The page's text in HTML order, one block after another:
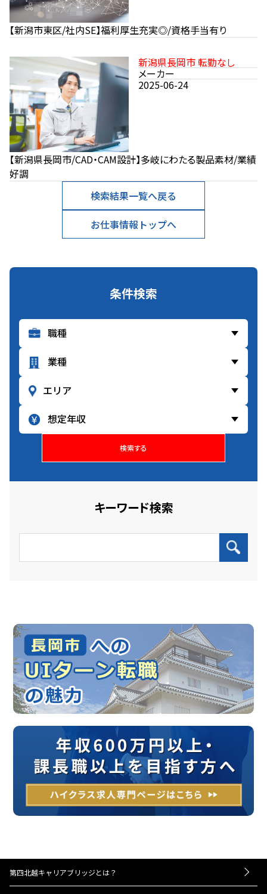
条件検索
検索する
キーワード検索
【新潟市東区/社内SE】福利厚生充実◎/資格手当有り
新潟県長岡市 転勤なし
メーカー
2025-06-24
【新潟県長岡市/CAD・CAM設計】多岐にわたる製品素材/業績
好調
検索結果一覧へ戻る
お仕事情報トップへ
第四北越キャリアブリッジとは？